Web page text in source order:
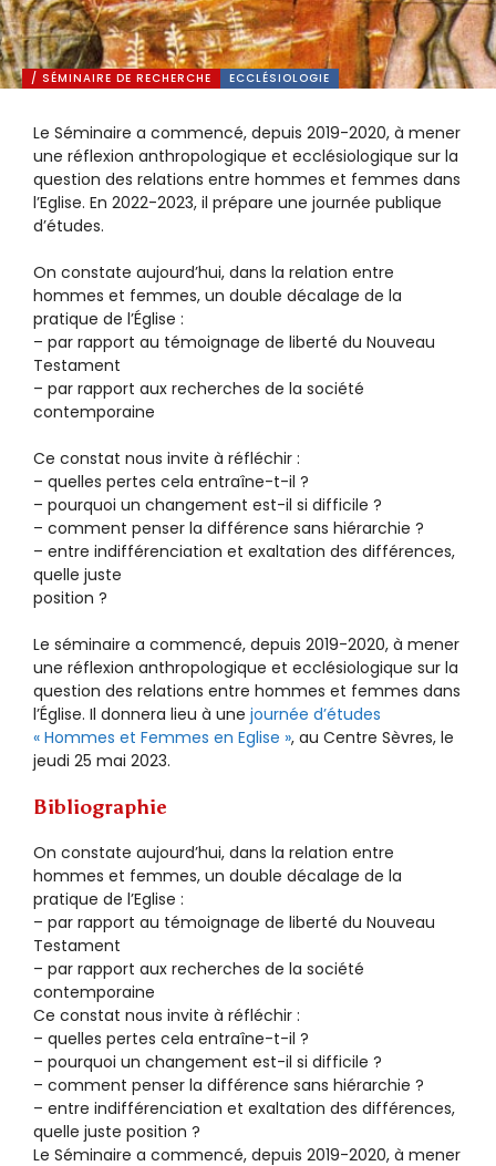
/ SÉMINAIRE DE RECHERCHE ECCLÉSIOLOGIE
Le Séminaire a commencé, depuis 2019-2020, à mener
une réflexion anthropologique et ecclésiologique sur la
question des relations entre hommes et femmes dans
l’Eglise. En 2022-2023, il prépare une journée publique
d’études.
On constate aujourd’hui, dans la relation entre
hommes et femmes, un double décalage de la
pratique de l’Église :
– par rapport au témoignage de liberté du Nouveau
Testament
– par rapport aux recherches de la société
contemporaine
Ce constat nous invite à réfléchir :
– quelles pertes cela entraîne-t-il ?
– pourquoi un changement est-il si difficile ?
– comment penser la différence sans hiérarchie ?
– entre indifférenciation et exaltation des différences,
quelle juste
position ?
Le séminaire a commencé, depuis 2019-2020, à mener
une réflexion anthropologique et ecclésiologique sur la
question des relations entre hommes et femmes dans
l’Église. Il donnera lieu à une journée d’études
« Hommes et Femmes en Eglise », au Centre Sèvres, le
jeudi 25 mai 2023.
Bibliographie
On constate aujourd’hui, dans la relation entre
hommes et femmes, un double décalage de la
pratique de l’Eglise :
– par rapport au témoignage de liberté du Nouveau
Testament
– par rapport aux recherches de la société
contemporaine
Ce constat nous invite à réfléchir :
– quelles pertes cela entraîne-t-il ?
– pourquoi un changement est-il si difficile ?
– comment penser la différence sans hiérarchie ?
– entre indifférenciation et exaltation des différences,
quelle juste position ?
Le Séminaire a commencé, depuis 2019-2020, à mener